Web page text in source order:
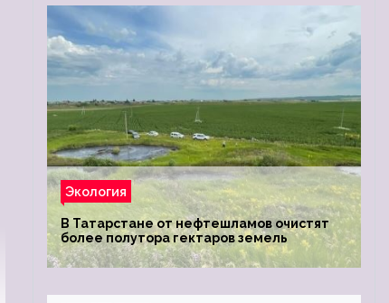
Экология
В Татарстане от нефтешламов очистят
более полутора гектаров земель